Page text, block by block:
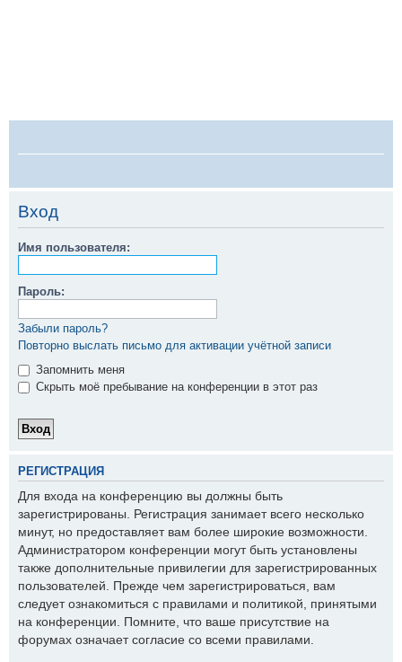
Вход
Имя пользователя:
Пароль:
Забыли пароль?
Повторно выслать письмо для активации учётной записи
Запомнить меня
Скрыть моё пребывание на конференции в этот раз
РЕГИСТРАЦИЯ
Для входа на конференцию вы должны быть
зарегистрированы. Регистрация занимает всего несколько
минут, но предоставляет вам более широкие возможности.
Администратором конференции могут быть установлены
также дополнительные привилегии для зарегистрированных
пользователей. Прежде чем зарегистрироваться, вам
следует ознакомиться с правилами и политикой, принятыми
на конференции. Помните, что ваше присутствие на
форумах означает согласие со всеми правилами.